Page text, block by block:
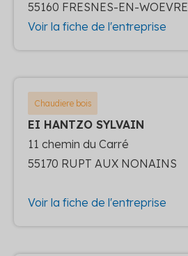
55160 FRESNES-EN-WOEVRE
Voir la fiche de l'entreprise
Chaudiere bois
EI HANTZO SYLVAIN
11 chemin du Carré
55170 RUPT AUX NONAINS
Voir la fiche de l'entreprise